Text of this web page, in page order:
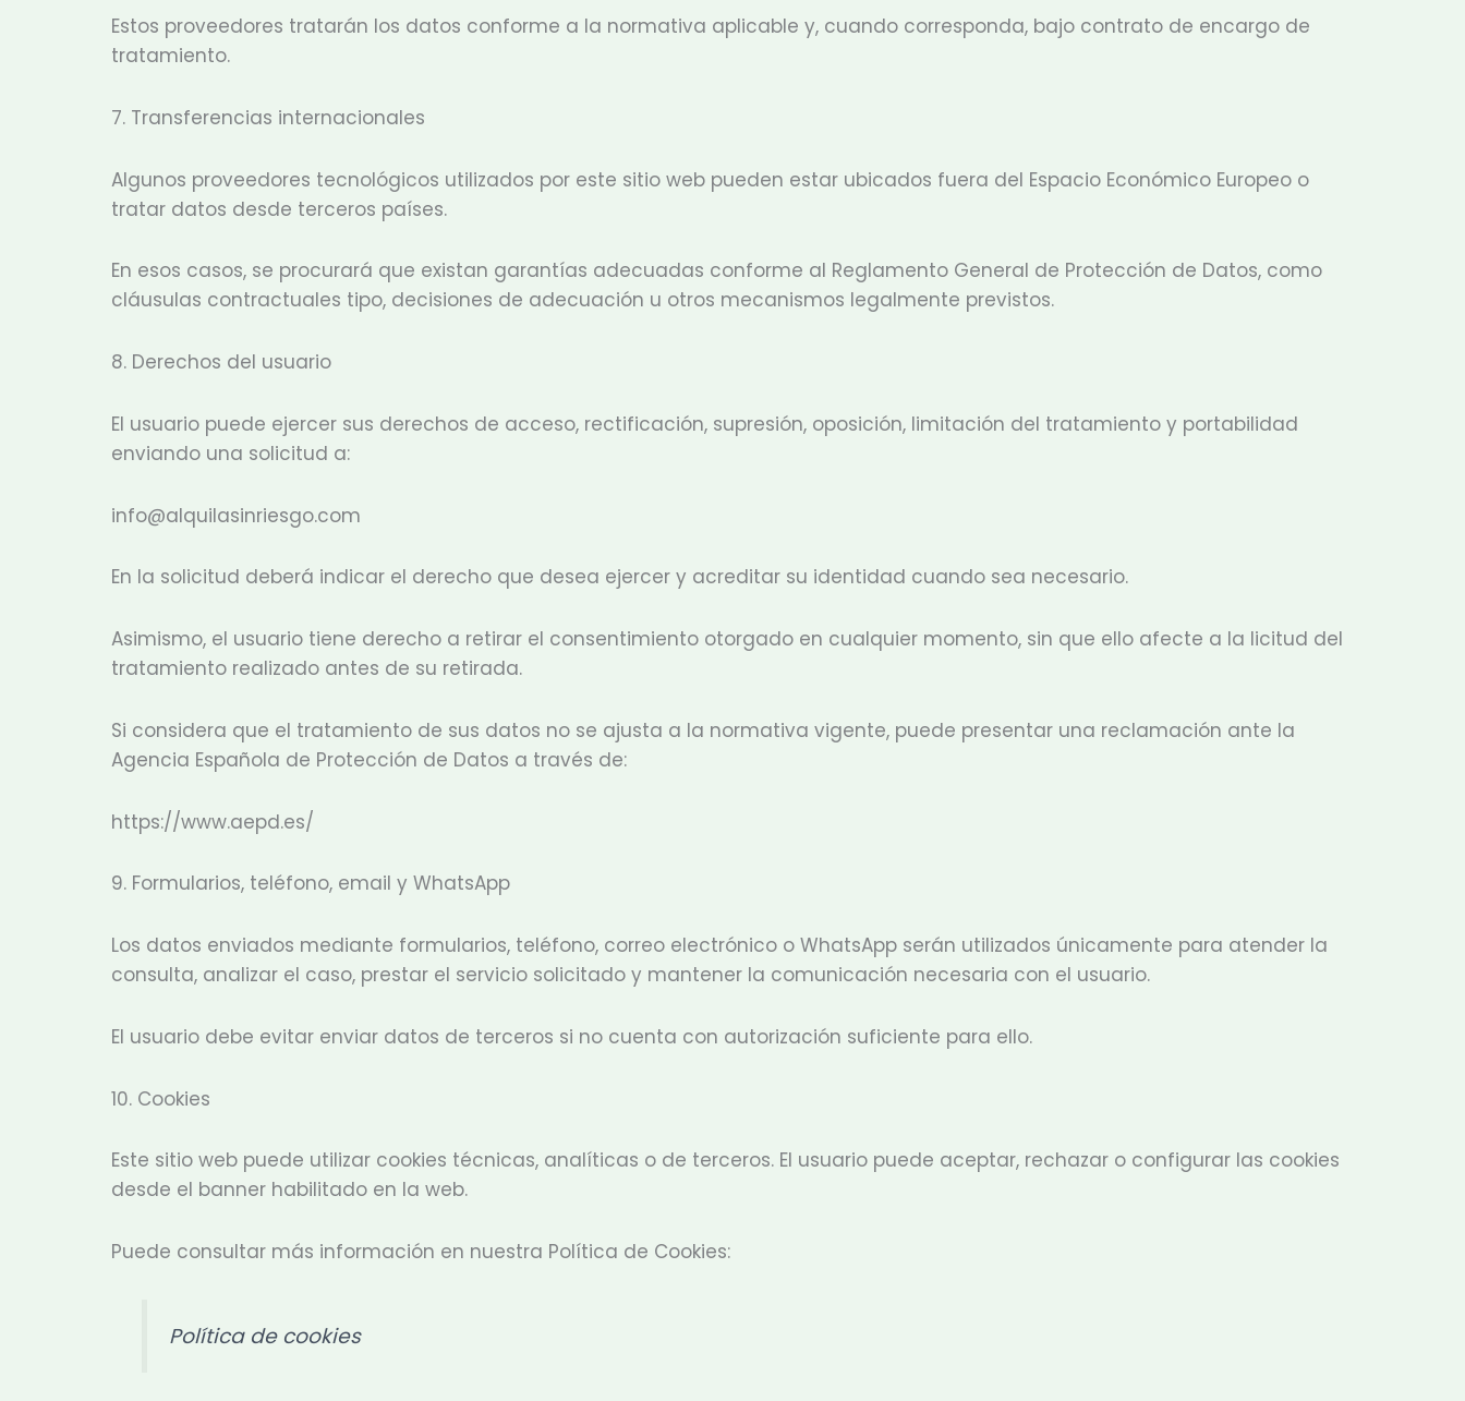
Estos proveedores tratarán los datos conforme a la normativa aplicable y, cuando corresponda, bajo contrato de encargo de
tratamiento.
7. Transferencias internacionales
Algunos proveedores tecnológicos utilizados por este sitio web pueden estar ubicados fuera del Espacio Económico Europeo o
tratar datos desde terceros países.
En esos casos, se procurará que existan garantías adecuadas conforme al Reglamento General de Protección de Datos, como
cláusulas contractuales tipo, decisiones de adecuación u otros mecanismos legalmente previstos.
8. Derechos del usuario
El usuario puede ejercer sus derechos de acceso, rectificación, supresión, oposición, limitación del tratamiento y portabilidad
enviando una solicitud a:
info@alquilasinriesgo.com
En la solicitud deberá indicar el derecho que desea ejercer y acreditar su identidad cuando sea necesario.
Asimismo, el usuario tiene derecho a retirar el consentimiento otorgado en cualquier momento, sin que ello afecte a la licitud del
tratamiento realizado antes de su retirada.
Si considera que el tratamiento de sus datos no se ajusta a la normativa vigente, puede presentar una reclamación ante la
Agencia Española de Protección de Datos a través de:
https://www.aepd.es/
9. Formularios, teléfono, email y WhatsApp
Los datos enviados mediante formularios, teléfono, correo electrónico o WhatsApp serán utilizados únicamente para atender la
consulta, analizar el caso, prestar el servicio solicitado y mantener la comunicación necesaria con el usuario.
El usuario debe evitar enviar datos de terceros si no cuenta con autorización suficiente para ello.
10. Cookies
Este sitio web puede utilizar cookies técnicas, analíticas o de terceros. El usuario puede aceptar, rechazar o configurar las cookies
desde el banner habilitado en la web.
Puede consultar más información en nuestra Política de Cookies:
Política de cookies